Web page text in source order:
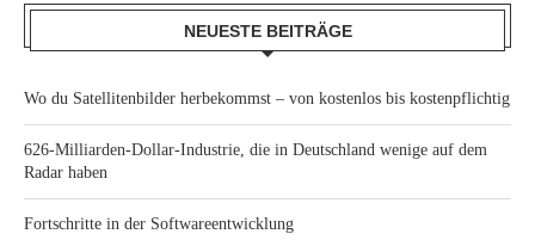
NEUESTE BEITRÄGE
Wo du Satellitenbilder herbekommst – von kostenlos bis kostenpflichtig
626-Milliarden-Dollar-Industrie, die in Deutschland wenige auf dem
Radar haben
Fortschritte in der Softwareentwicklung